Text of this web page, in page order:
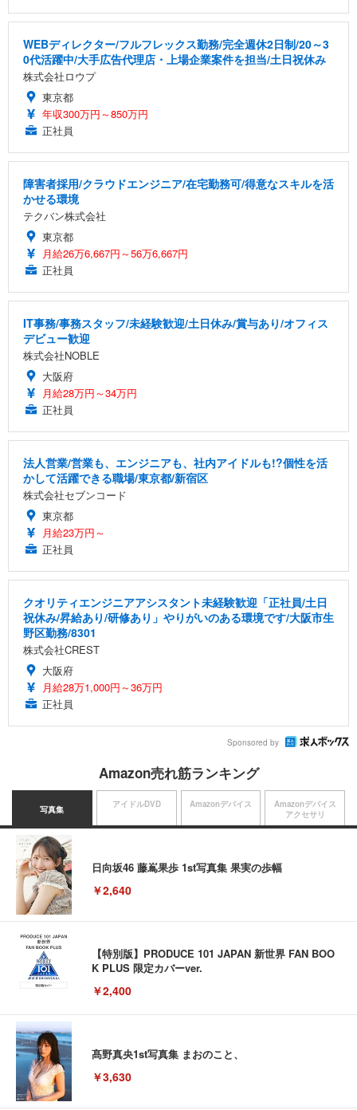
WEBディレクター/フルフレックス勤務/完全週休2日制/20～3
0代活躍中/大手広告代理店・上場企業案件を担当/土日祝休み
株式会社ロウプ
東京都
年収300万円～850万円
正社員
障害者採用/クラウドエンジニア/在宅勤務可/得意なスキルを活
かせる環境
テクバン株式会社
東京都
月給26万6,667円～56万6,667円
正社員
IT事務/事務スタッフ/未経験歓迎/土日休み/賞与あり/オフィス
デビュー歓迎
株式会社NOBLE
大阪府
月給28万円～34万円
正社員
法人営業/営業も、エンジニアも、社内アイドルも!?個性を活
かして活躍できる職場/東京都/新宿区
株式会社セブンコード
東京都
月給23万円～
正社員
クオリティエンジニアアシスタント未経験歓迎「正社員/土日
祝休み/昇給あり/研修あり」やりがいのある環境です/大阪市生
野区勤務/8301
株式会社CREST
大阪府
月給28万1,000円～36万円
正社員
Sponsored by
Amazon売れ筋ランキング
写真集
日向坂46 藤嶌果歩 1st写真集 果実の歩幅
￥2,640
【特別版】PRODUCE 101 JAPAN 新世界 FAN BOO
K PLUS 限定カバーver.
￥2,400
髙野真央1st写真集 まおのこと、
￥3,630
アイドルDVD Amazonデバイス
Amazonデバイス
アクセサリ